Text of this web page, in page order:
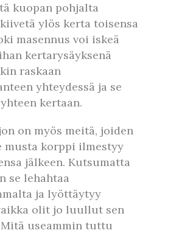
kuopan pohjalta
ylös kerta toisensa
masennus voi iskeä
kertarysäyksenä
raskaan
yhteydessä ja se
kertaan.
on myös meitä, joiden
musta korppi ilmestyy
jälkeen. Kutsumatta
se lehahtaa
ja lyöttäytyy
olit jo luullut sen
Mitä useammin tuttu